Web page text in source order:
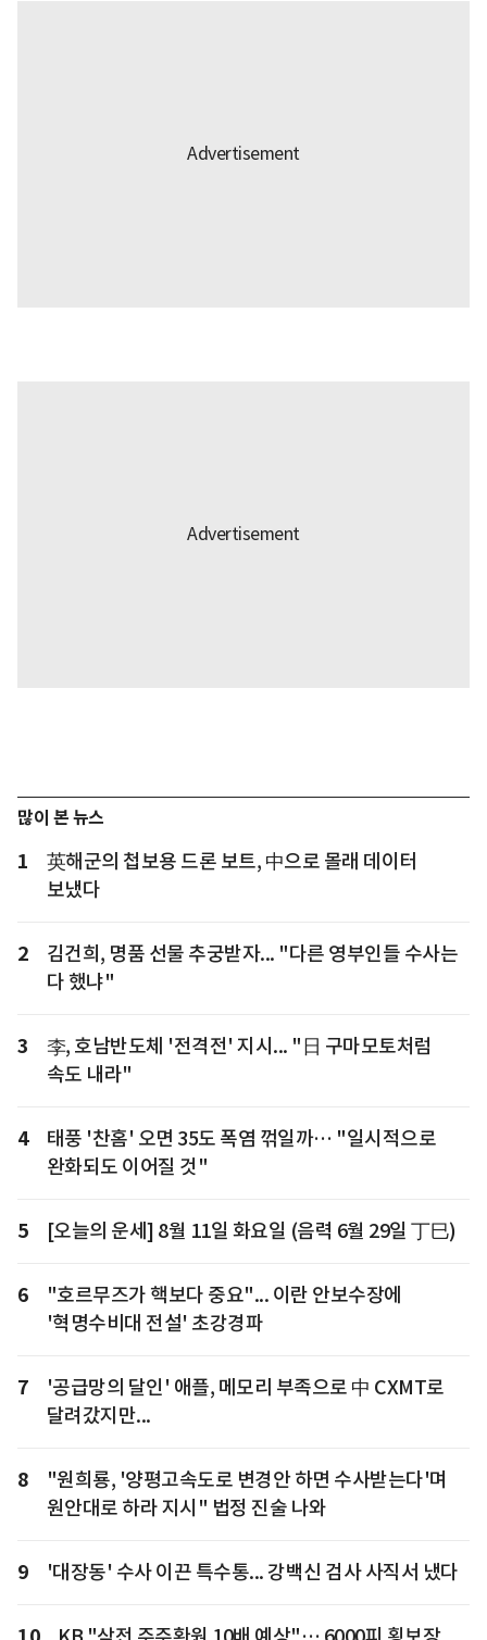
많이 본 뉴스
1
英해군의 첩보용 드론 보트, 中으로 몰래 데이터
보냈다
2
김건희, 명품 선물 추궁받자... "다른 영부인들 수사는
다 했냐"
3
李, 호남반도체 '전격전' 지시... "日 구마모토처럼
속도 내라"
4
태풍 '찬홈' 오면 35도 폭염 꺾일까… "일시적으로
완화되도 이어질 것"
5 [오늘의 운세] 8월 11일 화요일 (음력 6월 29일 丁巳)
6
"호르무즈가 핵보다 중요"... 이란 안보수장에
'혁명수비대 전설' 초강경파
7
'공급망의 달인' 애플, 메모리 부족으로 中 CXMT로
달려갔지만...
8
"원희룡, '양평고속도로 변경안 하면 수사받는다'며
원안대로 하라 지시" 법정 진술 나와
9 '대장동' 수사 이끈 특수통... 강백신 검사 사직서 냈다